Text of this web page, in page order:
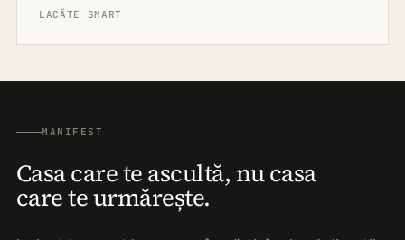
LACĂTE SMART
MANIFEST
Casa care te ascultă, nu casa
care te urmărește.